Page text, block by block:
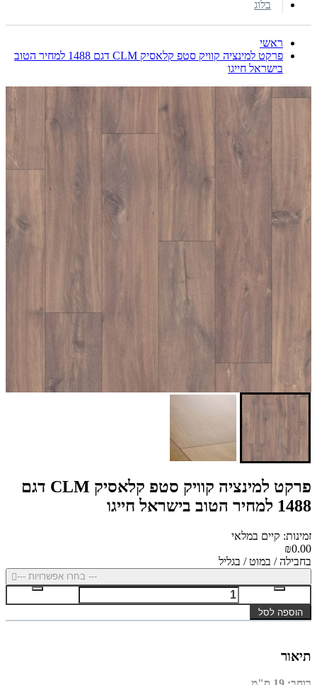
בלוג
ראשי
פרקט למינציה קוויק סטפ קלאסיק CLM דגם 1488 למחיר הטוב
בישראל חייגו
פרקט למינציה קוויק סטפ קלאסיק CLM דגם
1488 למחיר הטוב בישראל חייגו
זמינות: קיים במלאי
₪0.00
בחבילה / במוט / בגליל
--- בחרו אפשרויות ---
הוספה לסל
תיאור